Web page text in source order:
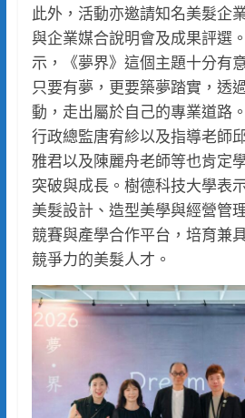
此外，活動亦邀請知名美髮企
與企業媒合說明會及成果評選
示，《夢界》這個主題十分有
只要有夢，更要築夢踏實，透
動，走出屬於自己的專業道路
行政總監唐宥紾以及指導老師
雅君以及陳麗舟老師等也肯定
突破與成長。樹德科技大學表
美髮設計、造型美學與經營管
競賽與產學合作平台，培育兼
競爭力的美髮人才。